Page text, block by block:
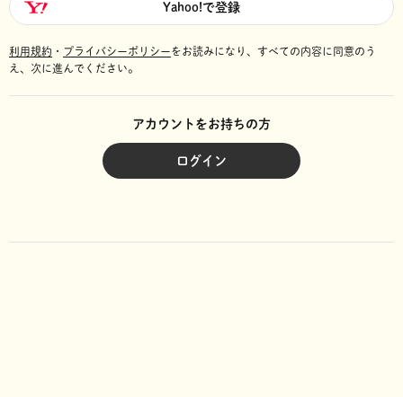
Yahoo!で登録
利用規約 ・ プライバシーポリシーをお読みになり、 すべての内容に同意のう
え、次に進んでください。
アカウントをお持ちの方
ログイン